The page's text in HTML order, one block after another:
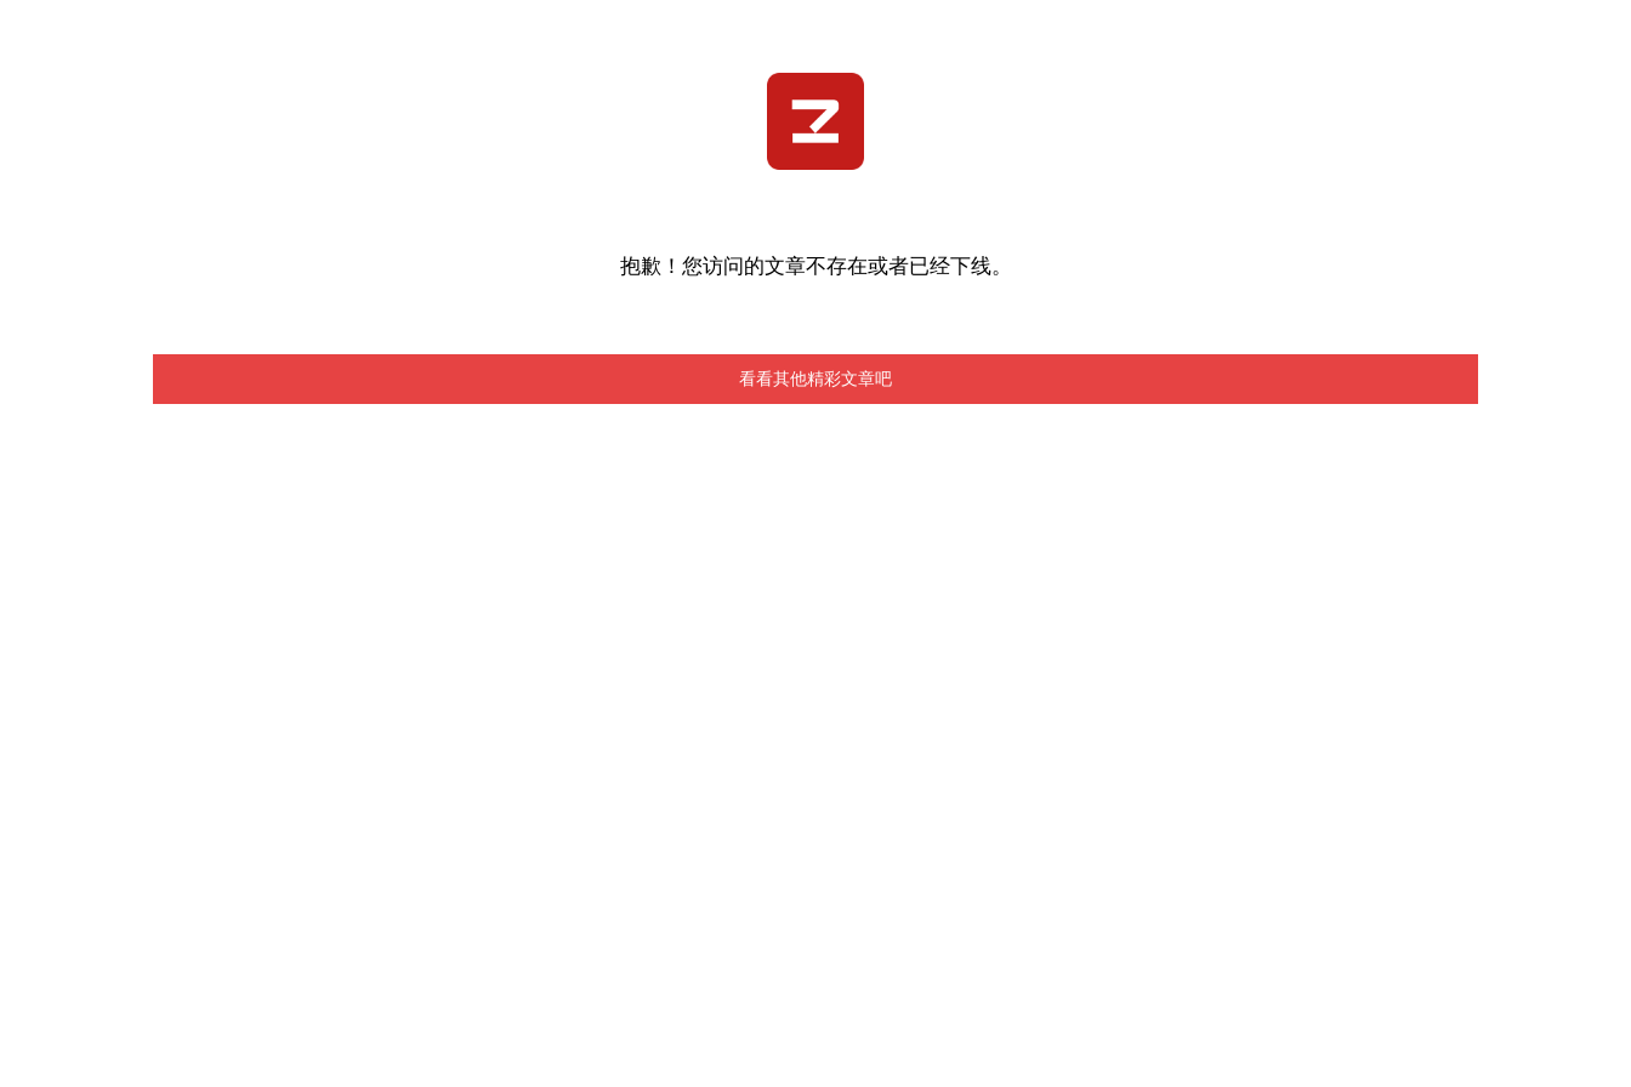
抱歉！您访问的文章不存在或者已经下线。
看看其他精彩文章吧